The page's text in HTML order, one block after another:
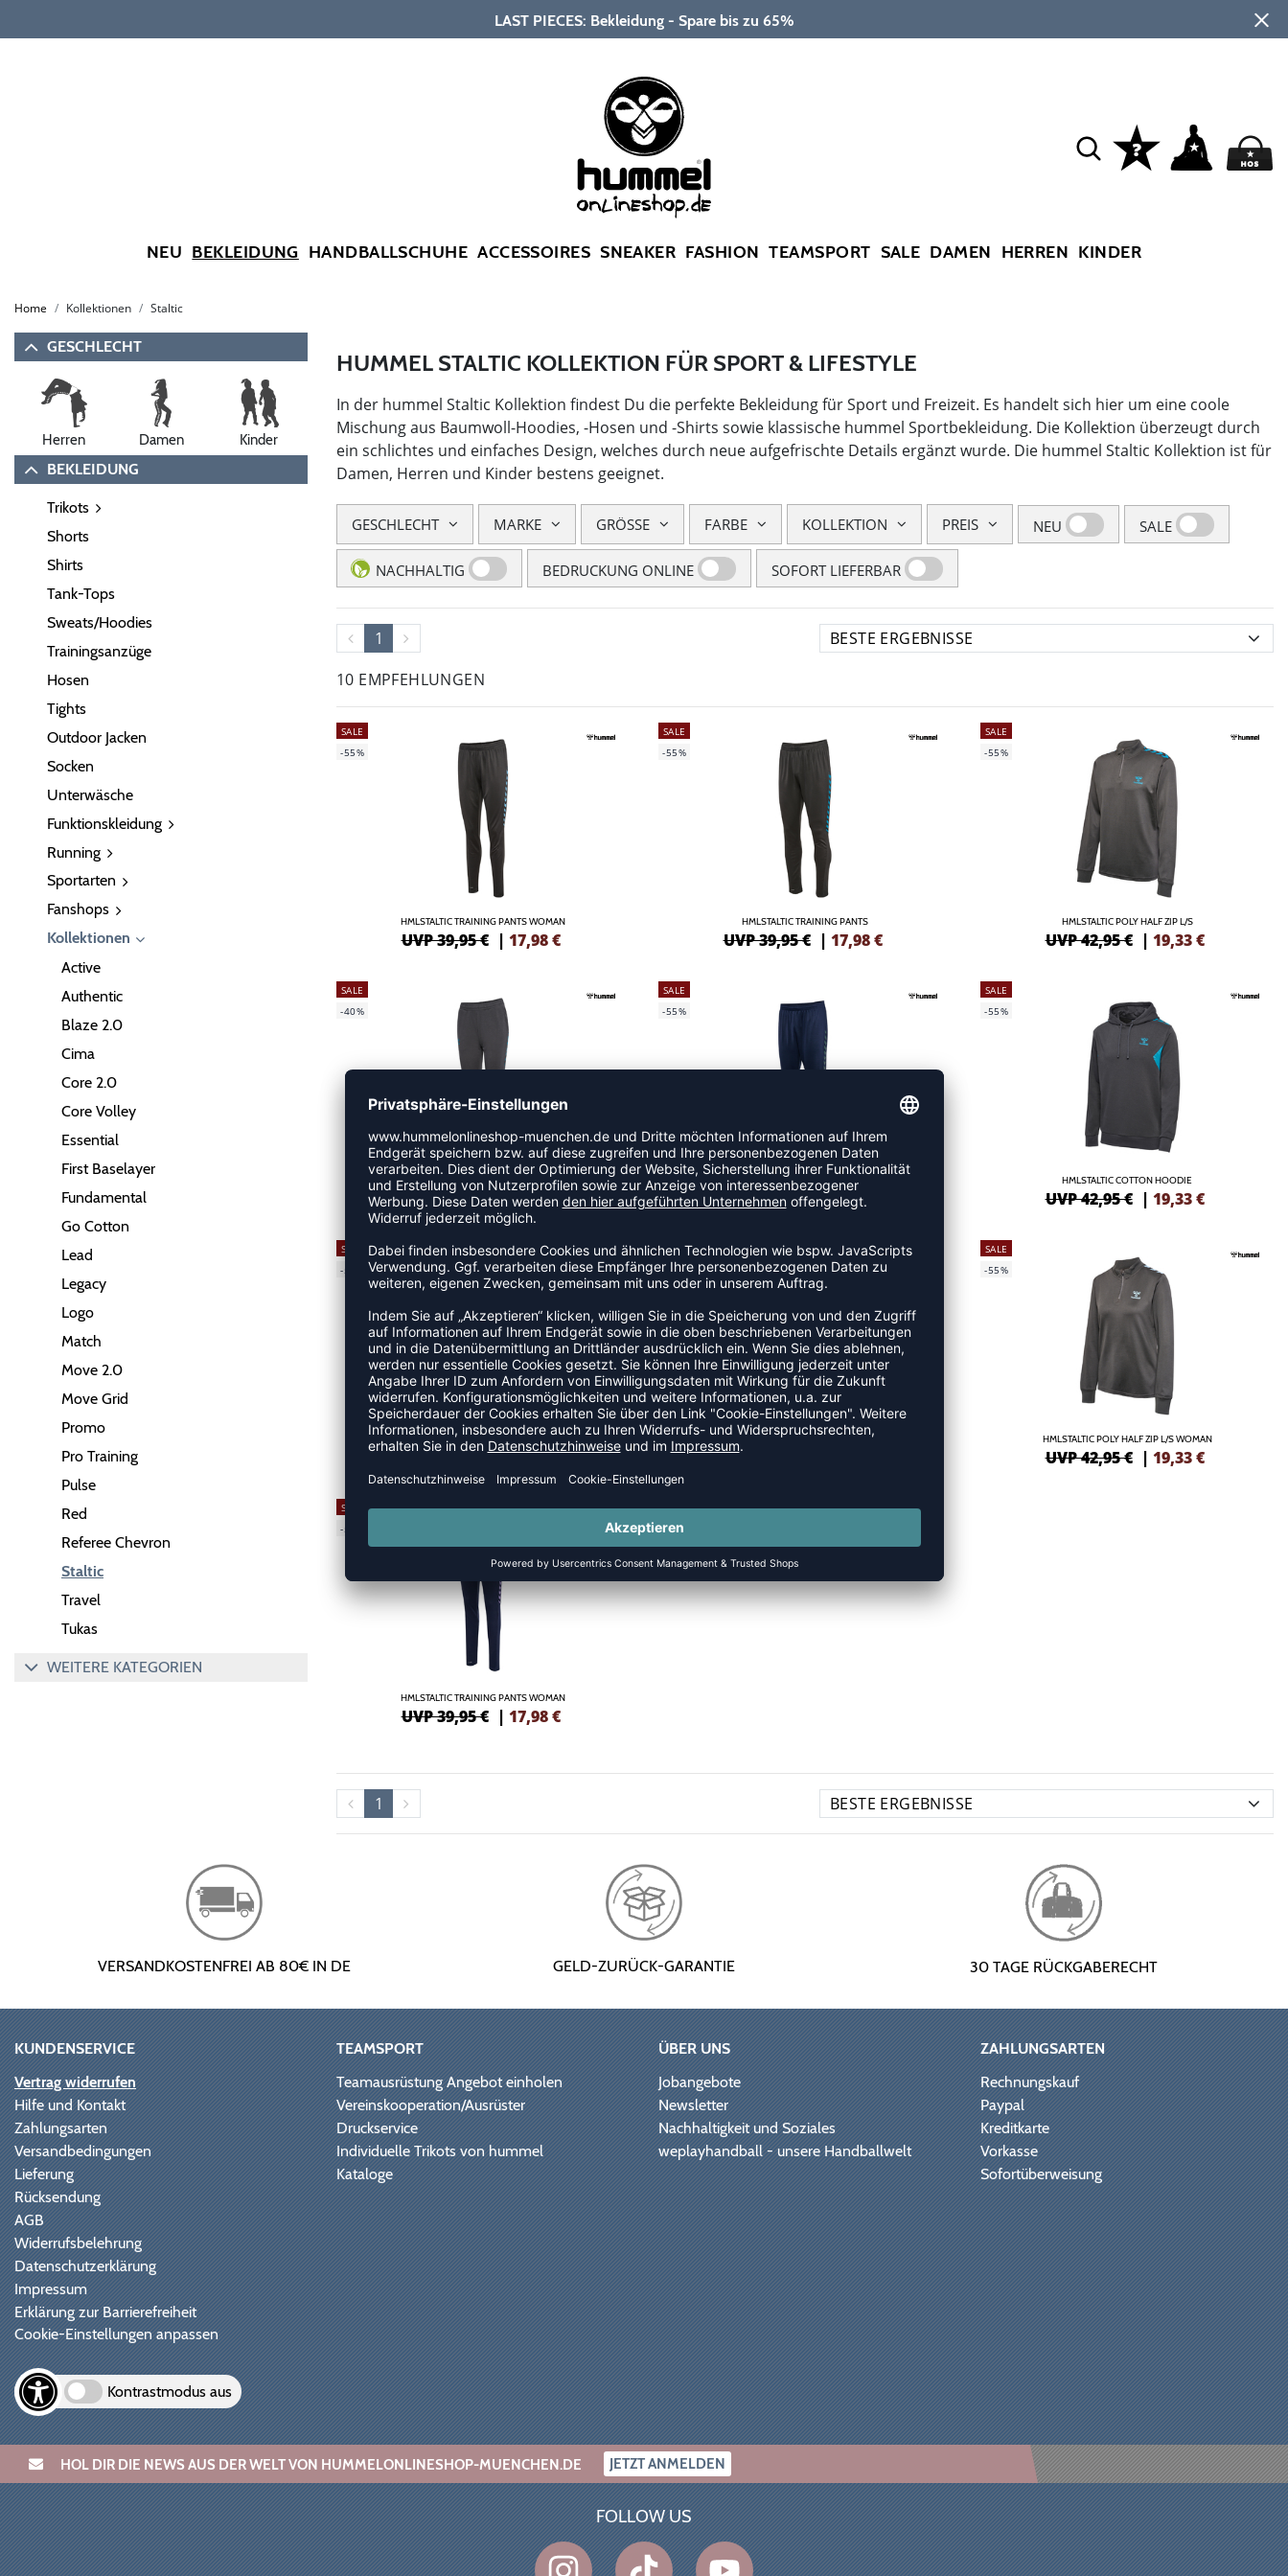
LAST PIECES: Bekleidung - Spare bis zu 65%
NEU BEKLEIDUNG HANDBALLSCHUHE ACCESSOIRES SNEAKER FASHION TEAMSPORT SALE DAMEN HERREN KINDER
Home Kollektionen Staltic
GESCHLECHT
Herren Damen Kinder
BEKLEIDUNG
Trikots
Shorts
Shirts
Tank-Tops
Sweats/Hoodies
Trainingsanzüge
Hosen
Tights
Outdoor Jacken
Socken
Unterwäsche
Funktionskleidung
Running
Sportarten
Fanshops
Kollektionen
Active
Authentic
Blaze 2.0
Cima
Core 2.0
Core Volley
Essential
First Baselayer
Fundamental
Go Cotton
Lead
Legacy
Logo
Match
Move 2.0
Move Grid
Promo
Pro Training
Pulse
Red
Referee Chevron
Staltic
Travel
Tukas
WEITERE KATEGORIEN
HUMMEL STALTIC KOLLEKTION FÜR SPORT & LIFESTYLE
In der hummel Staltic Kollektion findest Du die perfekte Bekleidung für Sport und Freizeit. Es handelt sich hier um eine coole
Mischung aus Baumwoll-Hoodies, -Hosen und -Shirts sowie klassische hummel Sportbekleidung. Die Kollektion überzeugt durch
ein schlichtes und einfaches Design, welches durch neue aufgefrischte Details ergänzt wurde. Die hummel Staltic Kollektion ist für
Damen, Herren und Kinder bestens geeignet.
GESCHLECHT MARKE GRÖSSE FARBE KOLLEKTION PREIS NEU SALE
NACHHALTIG BEDRUCKUNG ONLINE SOFORT LIEFERBAR
1
10 EMPFEHLUNGEN
SALE
-55%
HMLSTALTIC TRAINING PANTS WOMAN
UVP 39,95 € | 17,98 €
SALE
-55%
HMLSTALTIC TRAINING PANTS
UVP 39,95 € | 17,98 €
SALE
-55%
HMLSTALTIC POLY HALF ZIP L/S
UVP 42,95 € | 19,33 €
SALE
-40%
HMLSTALTIC COTTON PANTS WOMAN
UVP 39,95 € |23,97 €
SALE
-55%
HMLSTALTIC TRAINING PANTS
UVP 39,95 € |17,98
SALE
-55%
HMLSTALTIC COTTON HOODIE
UVP 42,95 € | 19,33 €
SALE
-55%
HMLSTALTIC HW POLY TIGHTS WOMAN
UVP 42,95 € |19,33€
SALE
-55%
HMLSTALTIC HW POLY TIGHTS WOMAN
UVP 42,95 €
SALE
-55%
HMLSTALTIC POLY HALF ZIP L/S WOMAN
UVP 42,95 € | 19,33 €
SALE
-55%
HMLSTALTIC TRAINING PANTS WOMAN
UVP 39,95 € | 17,98 €
1
VERSANDKOSTENFREI AB 80€ IN DE GELD-ZURÜCK-GARANTIE 30 TAGE RÜCKGABERECHT
KUNDENSERVICE
Vertrag widerrufen
Hilfe und Kontakt
Zahlungsarten
Versandbedingungen
Lieferung
Rücksendung
AGB
Widerrufsbelehrung
Datenschutzerklärung
Impressum
Erklärung zur Barrierefreiheit
Cookie-Einstellungen anpassen
Kontrastmodus aus
TEAMSPORT
Teamausrüstung Angebot einholen
Vereinskooperation/Ausrüster
Druckservice
Individuelle Trikots von hummel
Kataloge
ÜBER UNS
Jobangebote
Newsletter
Nachhaltigkeit und Soziales
weplayhandball - unsere Handballwelt
ZAHLUNGSARTEN
Rechnungskauf
Paypal
Kreditkarte
Vorkasse
Sofortüberweisung
HOL DIR DIE NEWS AUS DER WELT VON HUMMELONLINESHOP-MUENCHEN.DE JETZT ANMELDEN
FOLLOW US